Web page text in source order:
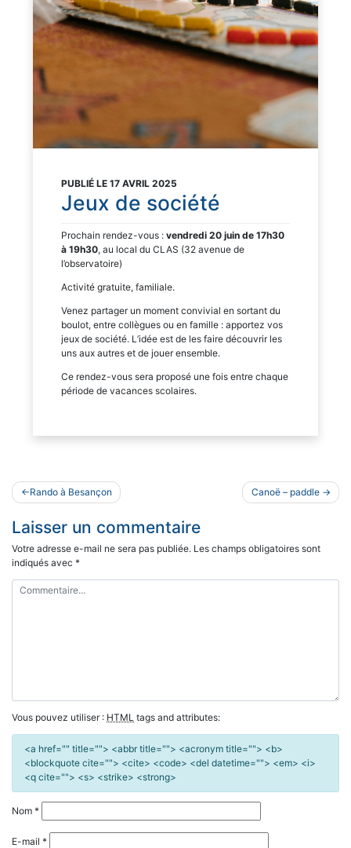
PUBLIÉ LE 17 AVRIL 2025
Jeux de société
Prochain rendez-vous : vendredi 20 juin de 17h30
à 19h30, au local du CLAS (32 avenue de
l’observatoire)
Activité gratuite, familiale.
Venez partager un moment convivial en sortant du
boulot, entre collègues ou en famille : apportez vos
jeux de société. L’idée est de les faire découvrir les
uns aux autres et de jouer ensemble.
Ce rendez-vous sera proposé une fois entre chaque
période de vacances scolaires.
Navigation
de
l’article
Rando à Besançon Canoë – paddle
Laisser un commentaire
Votre adresse e-mail ne sera pas publiée. Les champs obligatoires sont
indiqués avec *
Vous pouvez utiliser : HTML tags and attributes:
<a href="" title=""> <abbr title=""> <acronym title=""> <b>
<blockquote cite=""> <cite> <code> <del datetime=""> <em> <i>
<q cite=""> <s> <strike> <strong>
Nom *
E-mail *